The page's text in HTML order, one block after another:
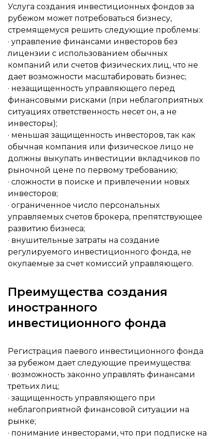
Услуга создания инвестиционных фондов за
рубежом может потребоваться бизнесу,
стремящемуся решить следующие проблемы:
· управление финансами инвесторов без
лицензии с использованием обычных
компаний или счетов физических лиц, что не
дает возможности масштабировать бизнес;
· незащищенность управляющего перед
финансовыми рисками (при неблагоприятных
ситуациях ответственность несет он, а не
инвесторы);
· меньшая защищенность инвесторов, так как
обычная компания или физическое лицо не
должны выкупать инвестиции вкладчиков по
рыночной цене по первому требованию;
· сложности в поиске и привлечении новых
инвесторов;
· ограниченное число персональных
управляемых счетов брокера, препятствующее
развитию бизнеса;
· внушительные затраты на создание
регулируемого инвестиционного фонда, не
окупаемые за счет комиссий управляющего.
Преимущества создания
иностранного
инвестиционного фонда
Регистрация паевого инвестиционного фонда
за рубежом дает следующие преимущества:
· возможность законно управлять финансами
третьих лиц;
· защищенность управляющего при
неблагоприятной финансовой ситуации на
рынке;
· понимание инвесторами, что при подписке на